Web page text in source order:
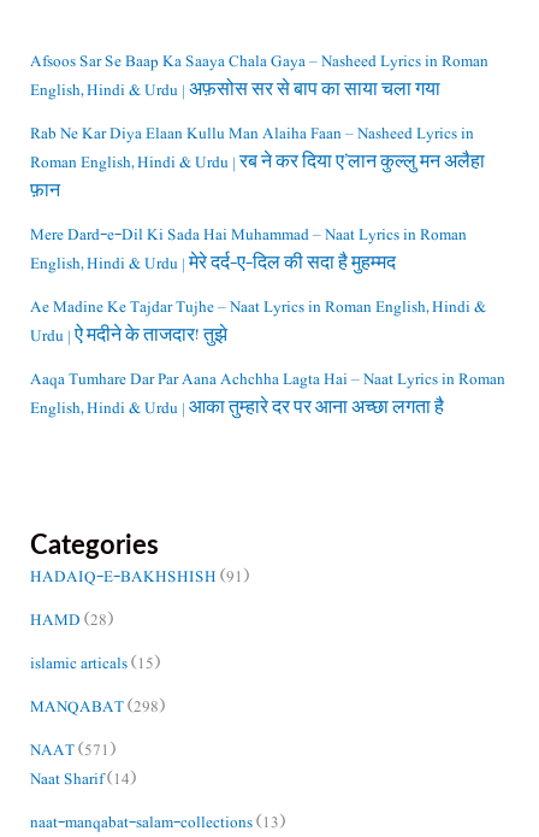
Afsoos Sar Se Baap Ka Saaya Chala Gaya – Nasheed Lyrics in Roman
English, Hindi & Urdu | अफ़सोस सर से बाप का साया चला गया
Rab Ne Kar Diya Elaan Kullu Man Alaiha Faan – Nasheed Lyrics in
Roman English, Hindi & Urdu | रब ने कर दिया ए’लान कुल्लु मन अलैहा
फ़ान
Mere Dard-e-Dil Ki Sada Hai Muhammad – Naat Lyrics in Roman
English, Hindi & Urdu | मेरे दर्द-ए-दिल की सदा है मुहम्मद
Ae Madine Ke Tajdar Tujhe – Naat Lyrics in Roman English, Hindi &
Urdu | ऐ मदीने के ताजदार! तुझे
Aaqa Tumhare Dar Par Aana Achchha Lagta Hai – Naat Lyrics in Roman
English, Hindi & Urdu | आका तुम्हारे दर पर आना अच्छा लगता है
Categories
HADAIQ-E-BAKHSHISH(91)
HAMD(28)
islamic articals(15)
MANQABAT(298)
NAAT(571)
Naat Sharif(14)
naat-manqabat-salam-collections(13)